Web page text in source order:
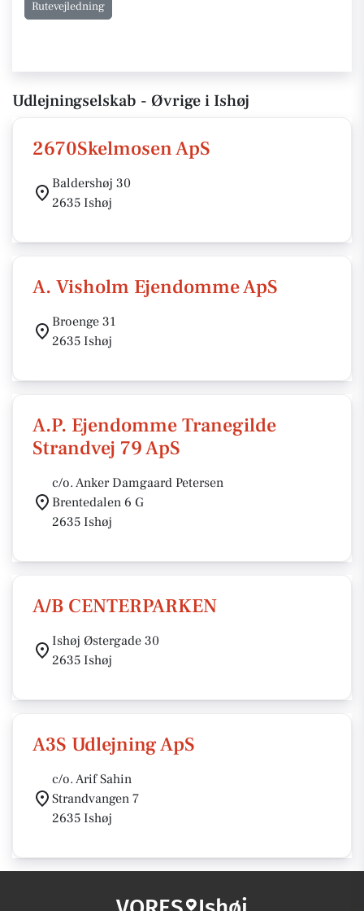
Rutevejledning
Udlejningselskab - Øvrige i Ishøj
2670Skelmosen ApS
Baldershøj 30
2635 Ishøj
A. Visholm Ejendomme ApS
Broenge 31
2635 Ishøj
A.P. Ejendomme Tranegilde
Strandvej 79 ApS
c/o. Anker Damgaard Petersen
Brentedalen 6 G
2635 Ishøj
A/B CENTERPARKEN
Ishøj Østergade 30
2635 Ishøj
A3S Udlejning ApS
c/o. Arif Sahin
Strandvangen 7
2635 Ishøj